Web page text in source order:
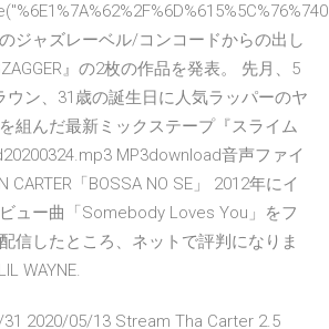
ジャズレーベル/コンコードからの出し
』の2枚の作品を発表。 先月、5
ウン、31歳の誕生日に人気ラッパーのヤ
組んだ最新ミックステープ『スライム
MP3download音声ファイ
CARTER「BOSSA NO SE」 2012年にイ
ュー曲「Somebody Loves You」をフ
信したところ、ネットで評判になりま
WAYNE.
2020/05/13 Stream Tha Carter 2.5